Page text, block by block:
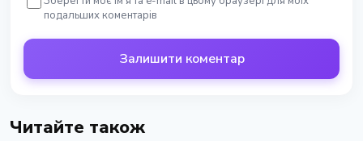
подальших коментарів
Залишити коментар
Читайте також